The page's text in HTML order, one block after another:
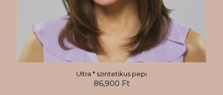
Ultra * szintetikus pepi
86,900 Ft